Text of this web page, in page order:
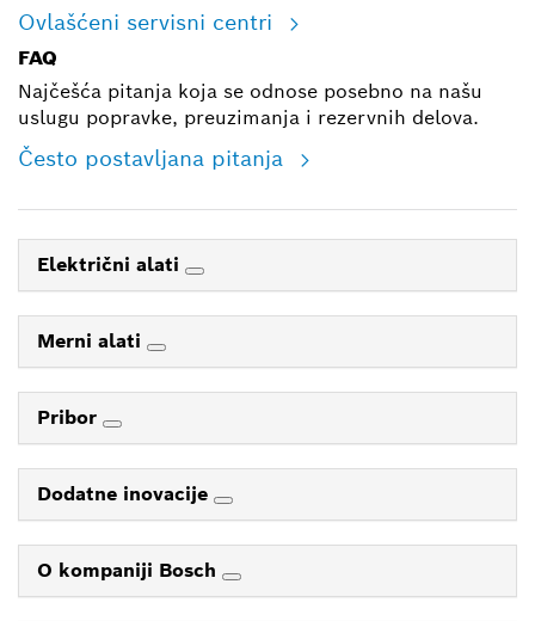
Ovlašćeni servisni centri
FAQ
Najčešća pitanja koja se odnose posebno na našu
uslugu popravke, preuzimanja i rezervnih delova.
Često postavljana pitanja
Električni alati
Merni alati
Pribor
Dodatne inovacije
O kompaniji Bosch